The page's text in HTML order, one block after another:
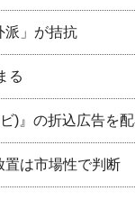
派」が拮抗
る
)』の折込広告を配
は市場性で判断